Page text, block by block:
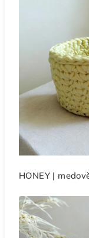
HONEY |